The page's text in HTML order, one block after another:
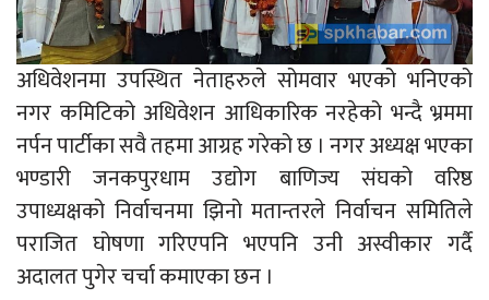
अधिवेशनमा उपस्थित नेताहरुले सोमवार भएको भनिएको
नगर कमिटिको अधिवेशन आधिकारिक नरहेको भन्दै भ्रममा
नर्पन पार्टीका सवै तहमा आग्रह गरेको छ । नगर अध्यक्ष भएका
भण्डारी जनकपुरधाम उद्योग बाणिज्य संघको वरिष्ठ
उपाध्यक्षको निर्वाचनमा झिनो मतान्तरले निर्वाचन समितिले
पराजित घोषणा गरिएपनि भएपनि उनी अस्वीकार गर्दै
अदालत पुगेर चर्चा कमाएका छन ।